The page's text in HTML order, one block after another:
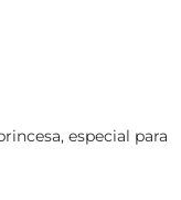
especial para